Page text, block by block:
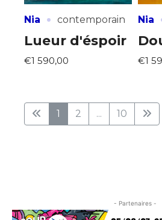
Nia · contemporain
Lueur d'éspoir
€1 590,00
Nia
€1
1 2 ... 10
- Partenaires -